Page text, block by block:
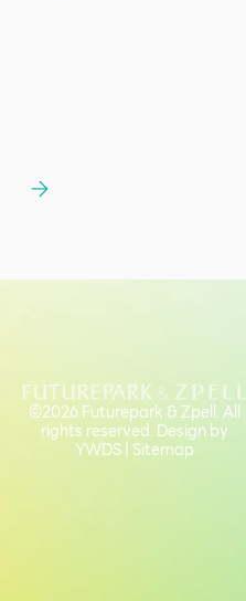
©2026 Futurepark & Zpell. All
rights reserved. Design by
YWDS| Sitemap